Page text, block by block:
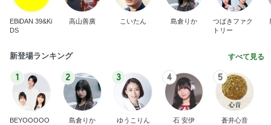
EBiDAN 39&Ki
DS
高山善廣 こいたん 島倉りか
つばきファク
トリー
新登場ランキング すべて見る
1
BEYOOOOO
2
島倉りか
3
ゆうこりん
4
石 安伊
5
蒼井心音